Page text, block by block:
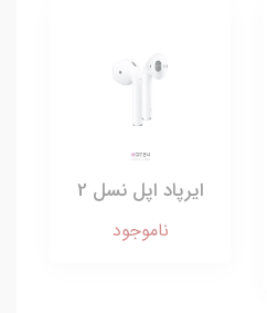
ایرپاد اپل نسل 2
ناموجود